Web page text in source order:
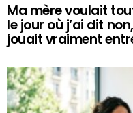
Ma mère voulait
le jour où j’ai dit
jouait vraiment